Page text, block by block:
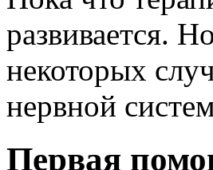
развивается.
некоторых
нервной
Первая